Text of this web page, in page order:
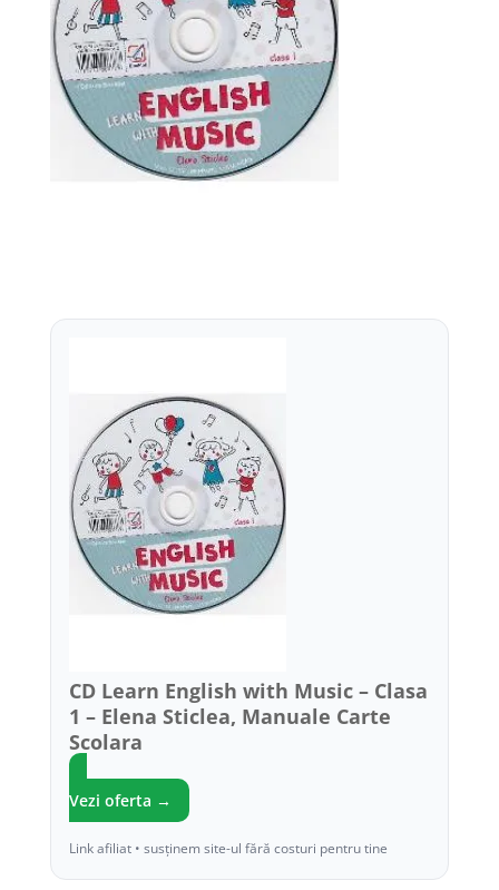
CD Learn English with Music – Clasa
1 – Elena Sticlea, Manuale Carte
Scolara
Vezi oferta →
Link afiliat • susținem site-ul fără costuri pentru tine